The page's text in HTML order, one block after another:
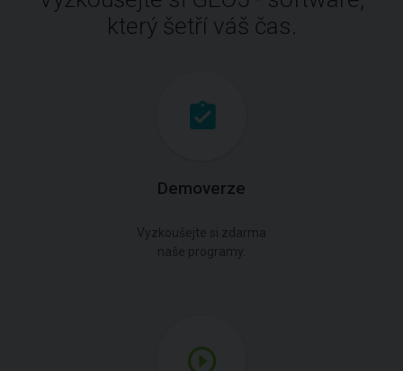
který šetří váš čas.
Demoverze